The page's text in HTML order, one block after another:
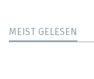
MEIST GELESEN